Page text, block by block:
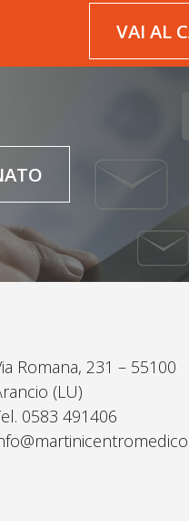
VAI AL
Romana, 231 – 55100
(LU)
0583 491406